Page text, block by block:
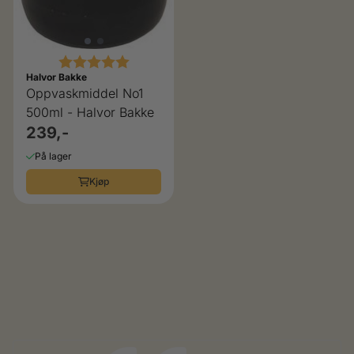
Karakter: 5.0 av 5 mulige
Halvor Bakke
Oppvaskmiddel No1
500ml - Halvor Bakke
239,-
På lager
Kjøp